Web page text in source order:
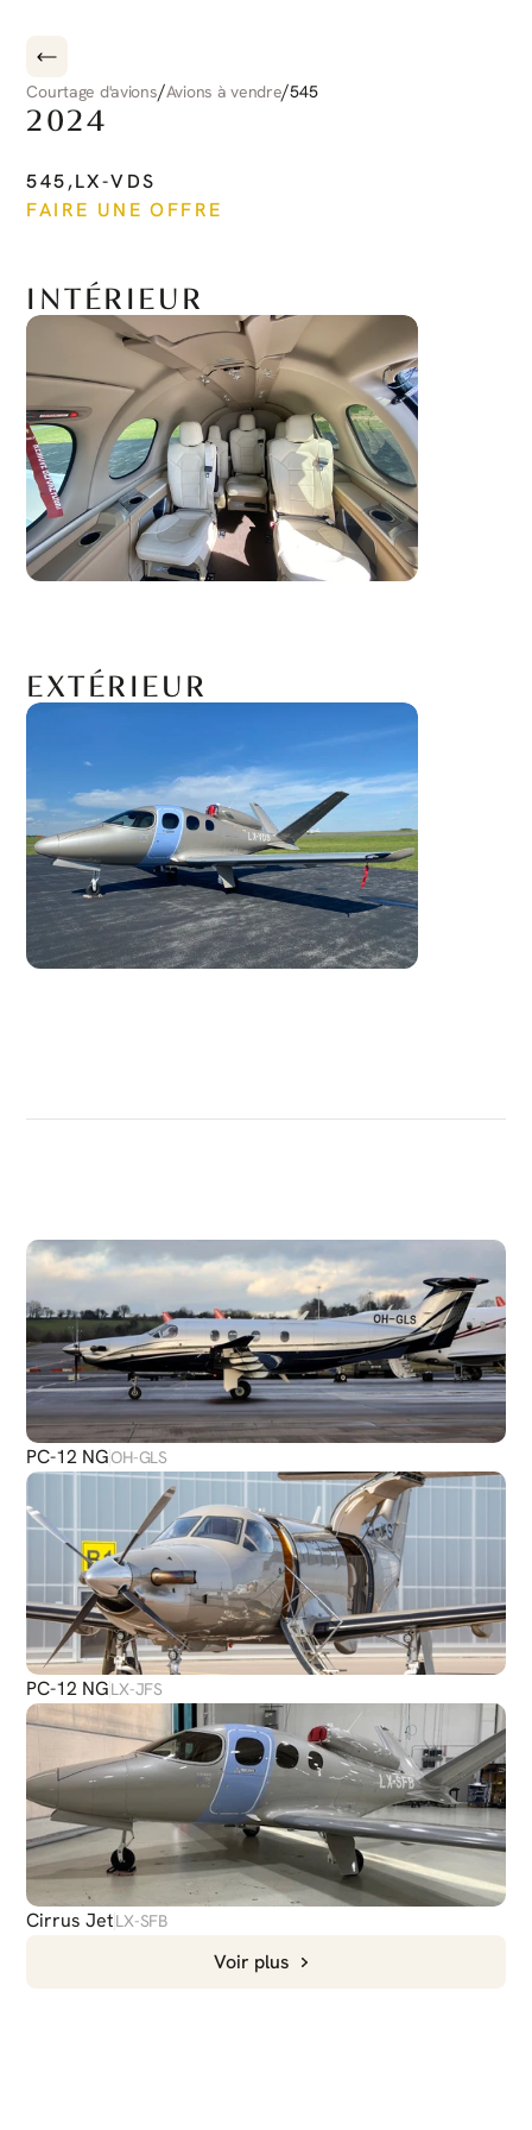
Courtage d'avions/Avions à vendre/545
2024
CIRRUSCIRRUS
545,LX-VDS
FAIRE UNE OFFRE
INTÉRIEUR
EXTÉRIEUR
PLUS D'AVIONS
PC-12 NGOH-GLS
PC-12 NGLX-JFS
Cirrus JetLX-SFB
Voir plus